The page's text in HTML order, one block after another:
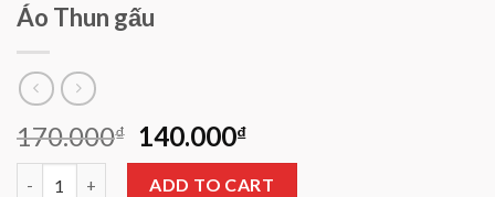
Áo Thun gấu
170.000₫ 140.000₫
Áo Thun gấu quantityADD TO CART